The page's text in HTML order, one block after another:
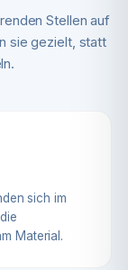
Stellen auf
sie gezielt, statt
sich im
Material.